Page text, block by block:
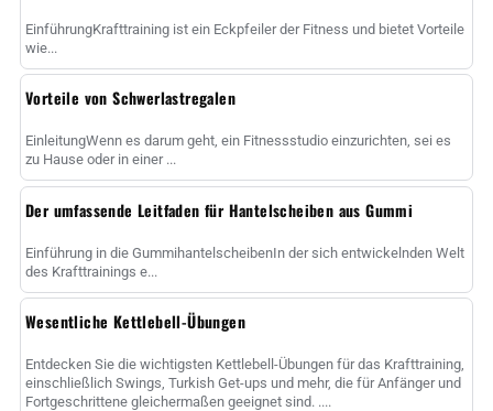
EinführungKrafttraining ist ein Eckpfeiler der Fitness und bietet Vorteile
wie...
Vorteile von Schwerlastregalen
EinleitungWenn es darum geht, ein Fitnessstudio einzurichten, sei es
zu Hause oder in einer ...
Der umfassende Leitfaden für Hantelscheiben aus Gummi
Einführung in die GummihantelscheibenIn der sich entwickelnden Welt
des Krafttrainings e...
Wesentliche Kettlebell-Übungen
Entdecken Sie die wichtigsten Kettlebell-Übungen für das Krafttraining,
einschließlich Swings, Turkish Get-ups und mehr, die für Anfänger und
Fortgeschrittene gleichermaßen geeignet sind. ....